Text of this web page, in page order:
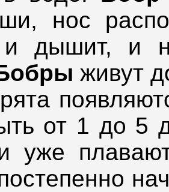
нос
дышит, и
живут
от 1 до 5
уже